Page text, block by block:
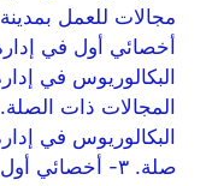
أخصائي أول في
البكالوريوس في
البكالوريوس في
صلة. ٣- أخصائي أول في …